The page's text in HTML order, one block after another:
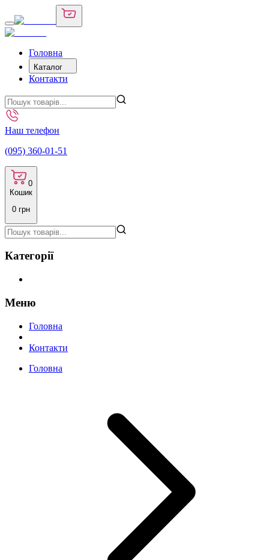
Головна
Каталог
Контакти
Наш телефон
(095) 360-01-51
0
Кошик
0 грн
Категорії
Меню
Головна
Контакти
Головна